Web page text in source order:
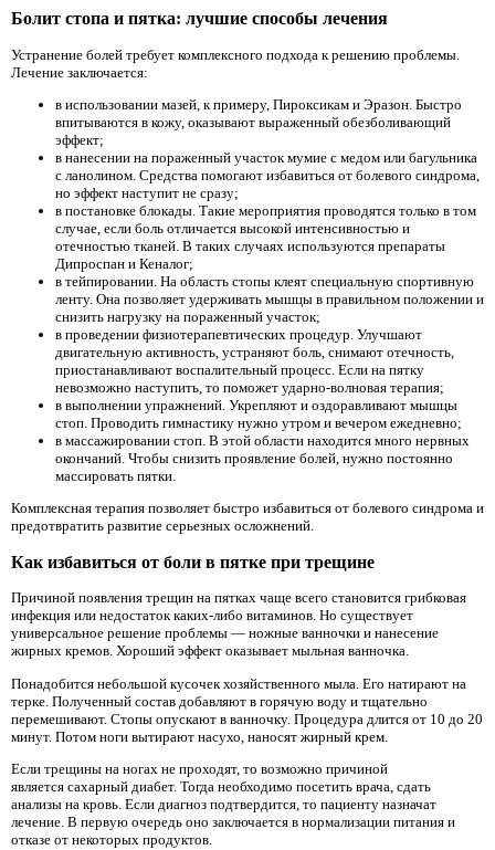
Болит стопа и пятка: лучшие способы лечения
Устранение болей требует комплексного подхода к решению проблемы.
Лечение заключается:
в использовании мазей, к примеру, Пироксикам и Эразон. Быстро
впитываются в кожу, оказывают выраженный обезболивающий
эффект;
в нанесении на пораженный участок мумие с медом или багульника
с ланолином. Средства помогают избавиться от болевого синдрома,
но эффект наступит не сразу;
в постановке блокады. Такие мероприятия проводятся только в том
случае, если боль отличается высокой интенсивностью и
отечностью тканей. В таких случаях используются препараты
Дипроспан и Кеналог;
в тейпировании. На область стопы клеят специальную спортивную
ленту. Она позволяет удерживать мышцы в правильном положении и
снизить нагрузку на пораженный участок;
в проведении физиотерапевтических процедур. Улучшают
двигательную активность, устраняют боль, снимают отечность,
приостанавливают воспалительный процесс. Если на пятку
невозможно наступить, то поможет ударно-волновая терапия;
в выполнении упражнений. Укрепляют и оздоравливают мышцы
стоп. Проводить гимнастику нужно утром и вечером ежедневно;
в массажировании стоп. В этой области находится много нервных
окончаний. Чтобы снизить проявление болей, нужно постоянно
массировать пятки.
Комплексная терапия позволяет быстро избавиться от болевого синдрома и
предотвратить развитие серьезных осложнений.
Как избавиться от боли в пятке при трещине
Причиной появления трещин на пятках чаще всего становится грибковая
инфекция или недостаток каких-либо витаминов. Но существует
универсальное решение проблемы — ножные ванночки и нанесение
жирных кремов. Хороший эффект оказывает мыльная ванночка.
Понадобится небольшой кусочек хозяйственного мыла. Его натирают на
терке. Полученный состав добавляют в горячую воду и тщательно
перемешивают. Стопы опускают в ванночку. Процедура длится от 10 до 20
минут. Потом ноги вытирают насухо, наносят жирный крем.
Если трещины на ногах не проходят, то возможно причиной
является сахарный диабет. Тогда необходимо посетить врача, сдать
анализы на кровь. Если диагноз подтвердится, то пациенту назначат
лечение. В первую очередь оно заключается в нормализации питания и
отказе от некоторых продуктов.